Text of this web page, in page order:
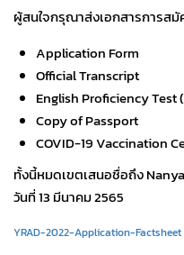
ผู้สนใจกรุณาส่งเอกสารการส
Application Form
Official Transcript
English Proficiency Test
Copy of Passport
COVID-19 Vaccination
ทั้งนี้หมดเขตเสนอชื่อถึง
วันที่ 13 มีนาคม 2565
YRAD-2022-Application-Factsheet